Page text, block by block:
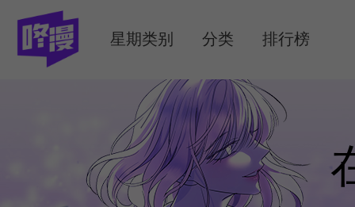
星期类别 分类 排行榜